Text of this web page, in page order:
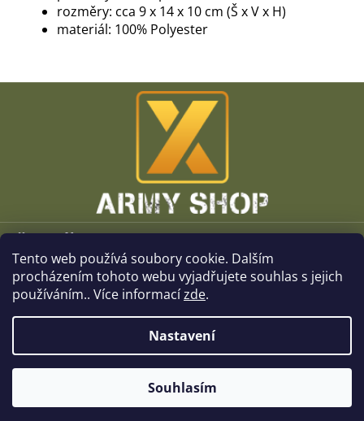
Tento web používá soubory cookie. Dalším
procházením tohoto webu vyjadřujete souhlas s jejich
používáním.. Více informacízde.
Nastavení
Souhlasím
rozměry: cca 9 x 14 x 10 cm (Š x V x H)
materiál: 100% Polyester
Z
Vše o nákupu
O společnosti
Kamenné prodejny
Kontakt
x-ArmyShop.cz. Všechna práva vyhrazena.